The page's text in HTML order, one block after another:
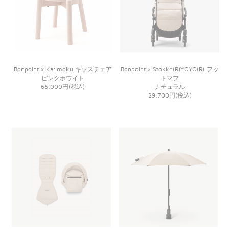
Bonpoint x Karimoku キッズチェア
ピンクホワイト
66,000円(税込)
Bonpoint × Stokke(R)YOYO(R) フッ
トマフ
ナチュラル
29,700円(税込)